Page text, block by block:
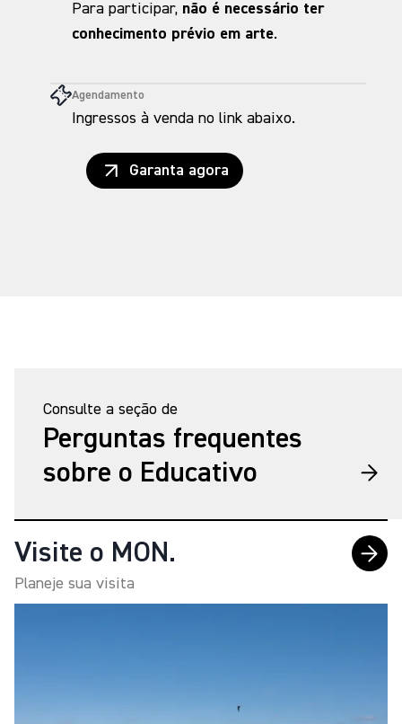
Para participar, não é necessário ter
conhecimento prévio em arte.
Agendamento
Ingressos à venda no link abaixo.
Garanta agora
Consulte a seção de
Perguntas frequentes
sobre o Educativo
Visite o MON.
Planeje sua visita